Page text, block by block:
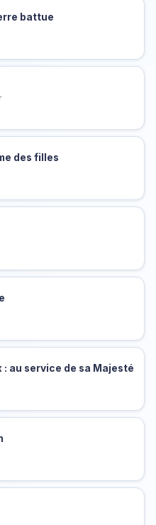
battue
des filles
: au service de sa Majesté